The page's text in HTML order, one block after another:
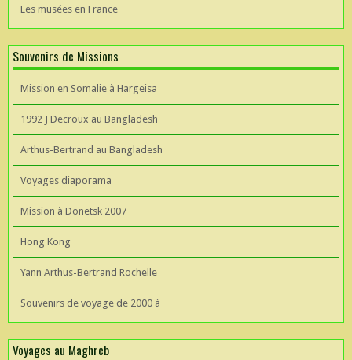
Les musées en France
Souvenirs de Missions
Mission en Somalie à Hargeisa
1992 J Decroux au Bangladesh
Arthus-Bertrand au Bangladesh
Voyages diaporama
Mission à Donetsk 2007
Hong Kong
Yann Arthus-Bertrand Rochelle
Souvenirs de voyage de 2000 à
Voyages au Maghreb